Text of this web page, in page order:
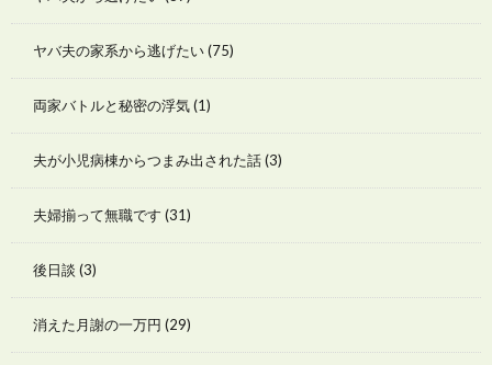
ヤバ夫の家系から逃げたい(75)
両家バトルと秘密の浮気(1)
夫が小児病棟からつまみ出された話(3)
夫婦揃って無職です (31)
後日談 (3)
消えた月謝の一万円 (29)